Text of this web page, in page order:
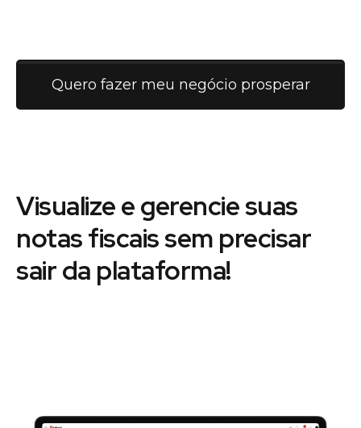
Quero fazer meu negócio prosperar
Visualize e gerencie suas
notas fiscais sem precisar
sair da plataforma!